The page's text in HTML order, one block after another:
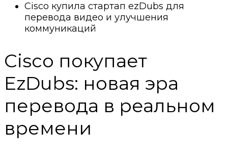
Cisco купила стартап ezDubs для
перевода видео и улучшения
коммуникаций
Cisco покупает
EzDubs: новая эра
перевода в реальном
времени